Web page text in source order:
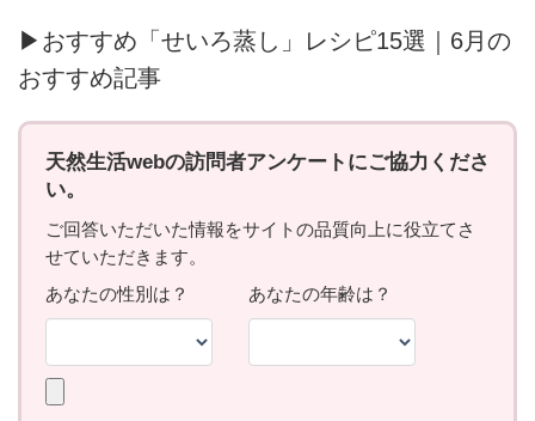
▶おすすめ「せいろ蒸し」レシピ15選｜6月の
おすすめ記事